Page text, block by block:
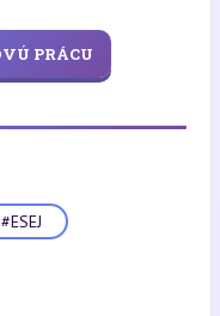
PRÁCU
#ESEJ